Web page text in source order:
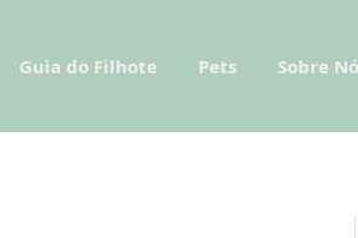
Guia do Filhote Pets Sobre